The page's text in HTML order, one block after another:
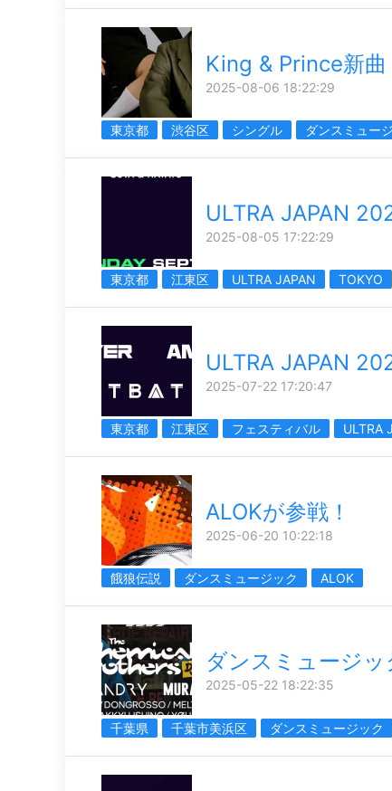
King & Prince新曲
2025-08-06 18:22:29
東京都 渋谷区 シングル ダンスミュー
ULTRA JAPAN
2025-08-05 17:22:29
東京都 江東区 ULTRA JAPAN TOKYO
ULTRA JAPAN
2025-07-22 17:20:47
東京都 江東区 フェスティバル ULTRA
ALOKが参戦！
2025-06-20 10:22:18
餓狼伝説 ダンスミュージック ALOK
ダンスミュージッ
2025-05-22 18:22:35
千葉県 千葉市美浜区 ダンスミュージック